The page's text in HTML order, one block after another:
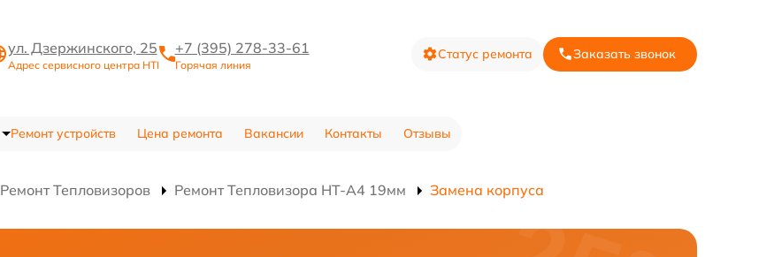
ул. Дзержинского, 25
Адрес сервисного центра HTI
+7 (395) 278-33-61
Горячая линия
Статус ремонта Заказать звонок
Ремонт устройств Цена ремонта Вакансии Контакты Отзывы
Ремонт Тепловизоров Ремонт Тепловизора HT-A4 19мм Замена корпуса